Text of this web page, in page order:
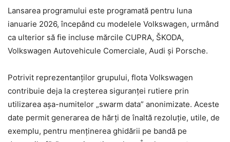
Lansarea programului este programată pentru luna
ianuarie 2026, începând cu modelele Volkswagen, urmând
ca ulterior să fie incluse mărcile CUPRA, ŠKODA,
Volkswagen Autovehicule Comerciale, Audi și Porsche.
Potrivit reprezentanților grupului, flota Volkswagen
contribuie deja la creșterea siguranței rutiere prin
utilizarea așa-numitelor „swarm data” anonimizate. Aceste
date permit generarea de hărți de înaltă rezoluție, utile, de
exemplu, pentru menținerea ghidării pe bandă pe